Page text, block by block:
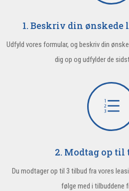
1. Beskriv din
Udfyld vores formular, og beskriv din
dig op og udfylder de
e
2. Modtag op til
Du modtager op til 3 tilbud fra vores
følge med i tilbuddene